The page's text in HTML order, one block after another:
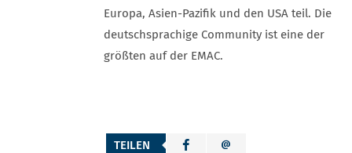
Europa, Asien-Pazifik und den USA teil. Die
deutschsprachige Community ist eine der
größten auf der EMAC.
TEILEN